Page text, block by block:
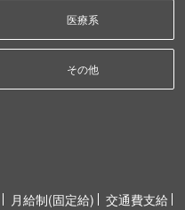
医療系
その他
月給制(固定給)
交通費支給